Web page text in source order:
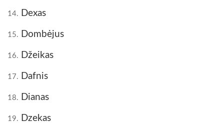
14. Dexas
15. Dombėjus
16. Džeikas
17. Dafnis
18. Dianas
19. Dzekas